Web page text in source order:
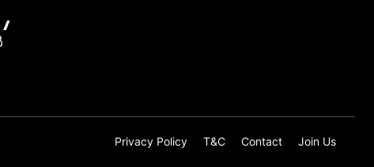
/
Privacy Policy T&C Contact Join Us